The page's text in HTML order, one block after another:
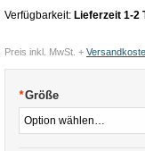
Verfügbarkeit: Lieferzeit 1-2
Preis inkl. MwSt. +
*Größe